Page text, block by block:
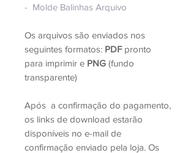
- Molde Balinhas Arquivo
Os arquivos são enviados nos
seguintes formatos: PDFpronto
para imprimir e PNG (fundo
transparente)
Após a confirmação do pagamento,
os links de download estarão
disponíveis no e-mail de
confirmação enviado pela loja. Os